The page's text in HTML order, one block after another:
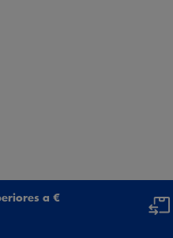
a €